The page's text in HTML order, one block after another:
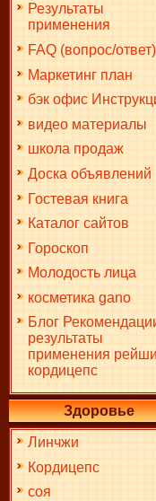
Результаты
применения
FAQ (вопрос/ответ)
Маркетинг план
бэк офис
видео материалы
школа продаж
Доска объявлений
Гостевая книга
Каталог сайтов
Гороскоп
Молодость лица
косметика gano
Блог
результаты
применения рейши
кордицепс
Здоровье
Линчжи
Кордицепс
соя